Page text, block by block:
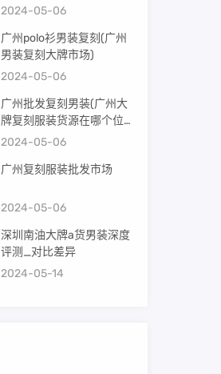
2024-05-06
广州polo衫男装复刻(广州
男装复刻大牌市场)
2024-05-06
广州批发复刻男装(广州大
牌复刻服装货源在哪个位
置)
2024-05-06
广州复刻服装批发市场
2024-05-06
深圳南油大牌a货男装深度
评测_对比差异
2024-05-14